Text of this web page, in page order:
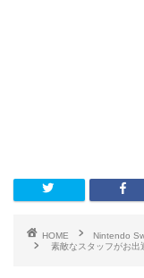
HOME
Nintendo
素敵なスタッフがお出